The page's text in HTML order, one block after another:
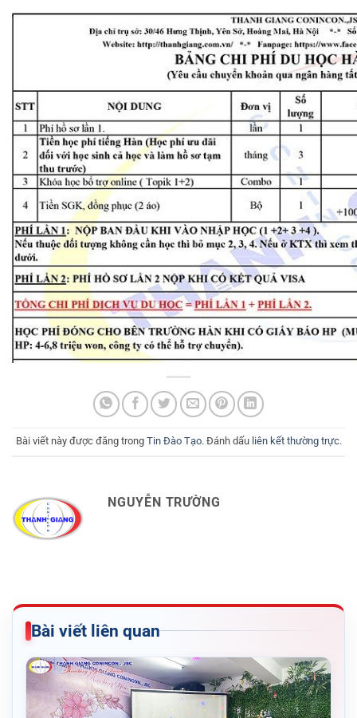
Bài viết này được đăng trong Tin Đào Tạo. Đánh dấu liên kết thường trực.
NGUYỄN TRƯỜNG
Bài viết liên quan